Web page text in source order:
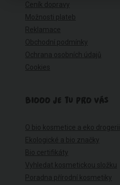
Ceník dopravy
Možnosti plateb
Reklamace
Obchodní podmínky
Ochrana osobních údajů
Cookies
BIOOO JE TU PRO VÁS
O bio kosmetice a eko drogerii
Ekologické a bio značky
Bio certifikáty
Vyhledat kosmetickou složku
Poradna přírodní kosmetiky